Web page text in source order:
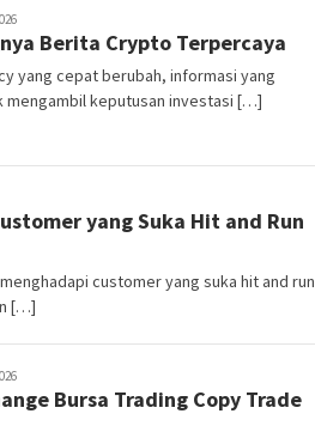
Berita Crypto Terpercaya
yang cepat berubah, informasi yang
mengambil keputusan investasi […]
yang Suka Hit and Run
customer yang suka hit and run
[…]
Bursa Trading Copy Trade